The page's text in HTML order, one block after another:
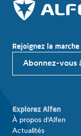
Rejoignez la
Abonnez-vous
Explorez Alfen
À propos d'Alfen
Actualités